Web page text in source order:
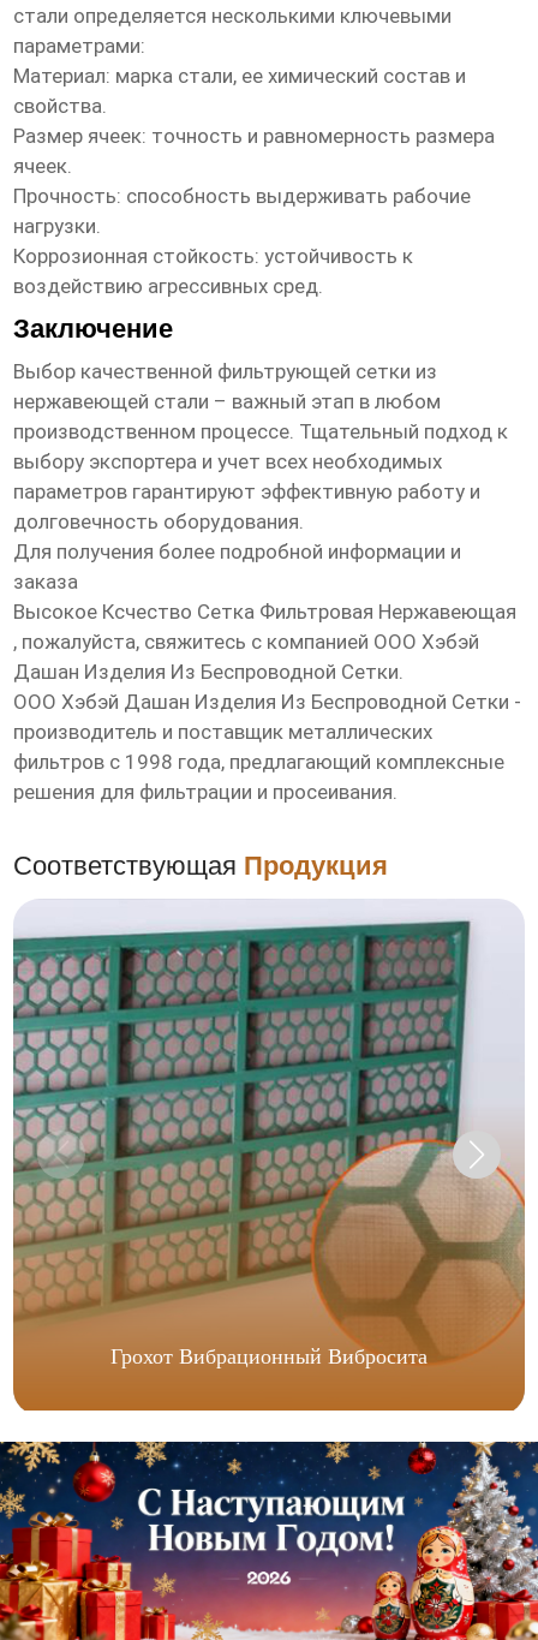
стали определяется несколькими ключевыми
параметрами:
Материал: марка стали, ее химический состав и
свойства.
Размер ячеек: точность и равномерность размера
ячеек.
Прочность: способность выдерживать рабочие
нагрузки.
Коррозионная стойкость: устойчивость к
воздействию агрессивных сред.
Заключение
Выбор качественной фильтрующей сетки из
нержавеющей стали – важный этап в любом
производственном процессе. Тщательный подход к
выбору экспортера и учет всех необходимых
параметров гарантируют эффективную работу и
долговечность оборудования.
Для получения более подробной информации и
заказа
Высокое Ксчество Сетка Фильтровая Нержавеющая
, пожалуйста, свяжитесь с компанией ООО Хэбэй
Дашан Изделия Из Беспроводной Сетки.
ООО Хэбэй Дашан Изделия Из Беспроводной Сетки -
производитель и поставщик металлических
фильтров с 1998 года, предлагающий комплексные
решения для фильтрации и просеивания.
Соответствующая Продукция
Грохот Вибрационный Вибросита